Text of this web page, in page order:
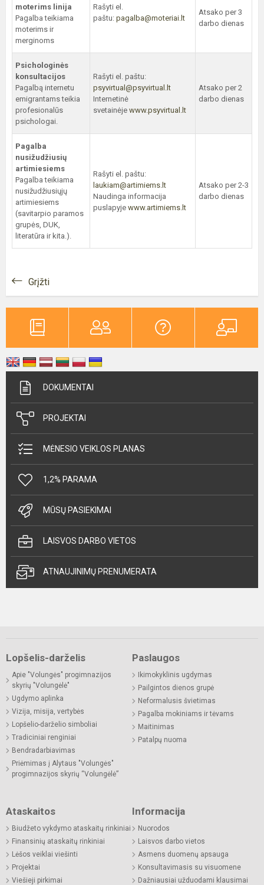
moterims linija
Pagalba teikiama
moterims ir
merginoms
Rašyti el.
paštu: pagalba@moteriai.lt
Atsako per 3
darbo dienas
Psichologinės
konsultacijos
Pagalbą internetu
emigrantams teikia
profesionalūs
psichologai.
Rašyti el. paštu:
psyvirtual@psyvirtual.lt
Internetinė
svetainėje www.psyvirtual.lt
Atsako per 2
darbo dienas
Pagalba
nusižudžiusių
artimiesiems
Pagalba teikiama
nusižudžiusiųjų
artimiesiems
(savitarpio paramos
grupės, DUK,
literatūra ir kita.).
Rašyti el. paštu:
laukiam@artimiems.lt
Naudinga informacija
puslapyje www.artimiems.lt
Atsako per 2-3
darbo dienas
Grįžti
DOKUMENTAI
PROJEKTAI
MĖNESIO VEIKLOS PLANAS
1,2% PARAMA
MŪSŲ PASIEKIMAI
LAISVOS DARBO VIETOS
ATNAUJINIMŲ PRENUMERATA
Lopšelis-darželis
Apie "Volungės" progimnazijos
skyrių "Volungėlė"
Ugdymo aplinka
Vizija, misija, vertybės
Lopšelio-darželio simboliai
Tradiciniai renginiai
Bendradarbiavimas
Priėmimas į Alytaus "Volungės"
progimnazijos skyrių “Volungėlė”
Paslaugos
Ikimokyklinis ugdymas
Pailgintos dienos grupė
Neformalusis švietimas
Pagalba mokiniams ir tėvams
Maitinimas
Patalpų nuoma
Ataskaitos
Biudžeto vykdymo ataskaitų rinkiniai
Finansinių ataskaitų rinkiniai
Lėšos veiklai viešinti
Projektai
Viešieji pirkimai
Informacija
Nuorodos
Laisvos darbo vietos
Asmens duomenų apsauga
Konsultavimasis su visuomene
Dažniausiai užduodami klausimai